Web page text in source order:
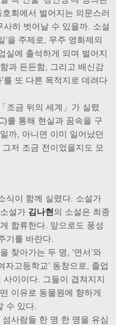
회에서 벌어지는 의문스러
사히 벗어날 수 있을까. 소설
’을 주제로, 무주 영화제의
실에 출석하게 되며 벌어지
과 든든함, 그리고 배신감
를 또 다른 목적지로 데려다
조금 뒤의 세계」가 실렸
를 통해 현실과 꿈속을 구
까, 아니면 이미 일어났던
저 조금 전이었을지도 모
식이 함께 실렸다. 소설가
설가 김나현 의 소설은 최종
합류한다. 앞으로도 풍성
기를 바란다.
찾아가는 두 명, ‘연서’와
자고등학교’ 동창으로, 졸업
이이다. 그들이 겹쳐지지
이유로 동물원에 향하게
수 있다.
사람들 한 명 한 명을 유심